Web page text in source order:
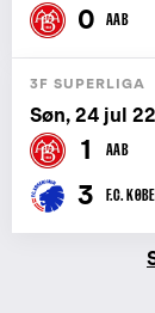
0 AAB
3F SUPERLIGA
Søn, 24 jul 22
1 AAB
3 F.C.